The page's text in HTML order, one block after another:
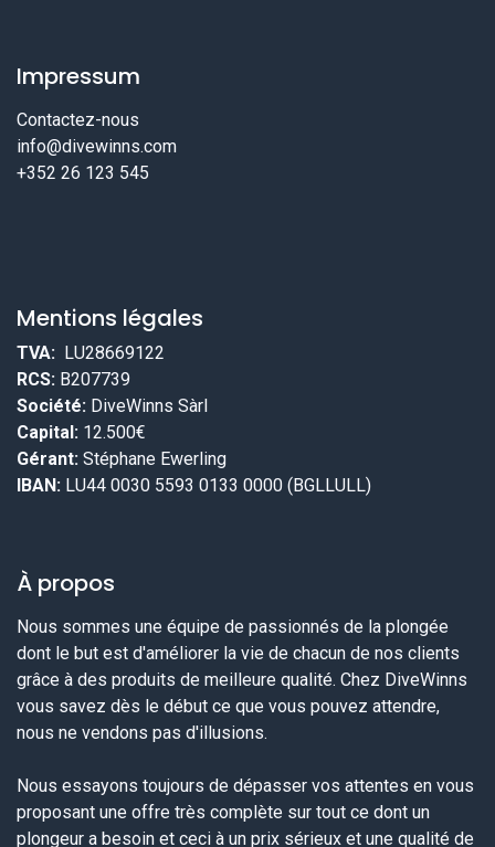
Impressum
Contactez-nous
info@divewinns.com
+352 26 123 545
Mentions légales
TVA: LU28669122
RCS: B207739
Société: DiveWinns Sàrl
Capital: 12.500€
Gérant: Stéphane Ewerling
IBAN: LU44 0030 5593 0133 0000 (BGLLULL)
À propos
Nous sommes une équipe de passionnés de la plongée
dont le but est d'améliorer la vie de chacun de nos clients
grâce à des produits de meilleure qualité. Chez DiveWinns
vous savez dès le début ce que vous pouvez attendre,
nous ne vendons pas d'illusions.
Nous essayons toujours de dépasser vos attentes en vous
proposant une offre très complète sur tout ce dont un
plongeur a besoin et ceci à un prix sérieux et une qualité de